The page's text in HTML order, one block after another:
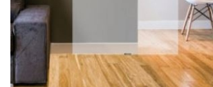
Balama usa sticla
Broasca usa sticla
Maner broasca usa sticla
Cilindri broasca usa sticla
Amortizoare cu brat/sina